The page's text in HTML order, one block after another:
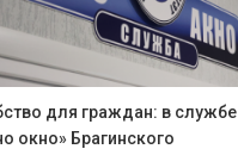
для граждан: в службе
окно» Брагинского